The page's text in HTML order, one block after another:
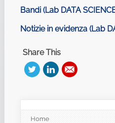
Bandi (Lab DATA
Notizie in evidenza (Lab
Share This
Home